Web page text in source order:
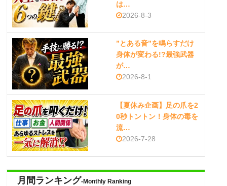
は…
2026-8-3
”とある音”を鳴らすだけ
身体が変わる!?最強武器
が…
2026-8-1
【夏休み企画】足の爪を2
0秒トントン！身体の毒を
流…
2026-7-28
月間ランキング-Monthly Ranking